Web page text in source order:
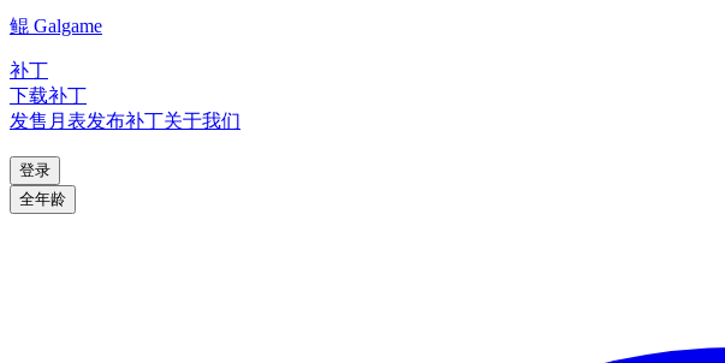
鲲 Galgame
补丁
下载补丁
发售月表发布补丁关于我们
登录
全年龄